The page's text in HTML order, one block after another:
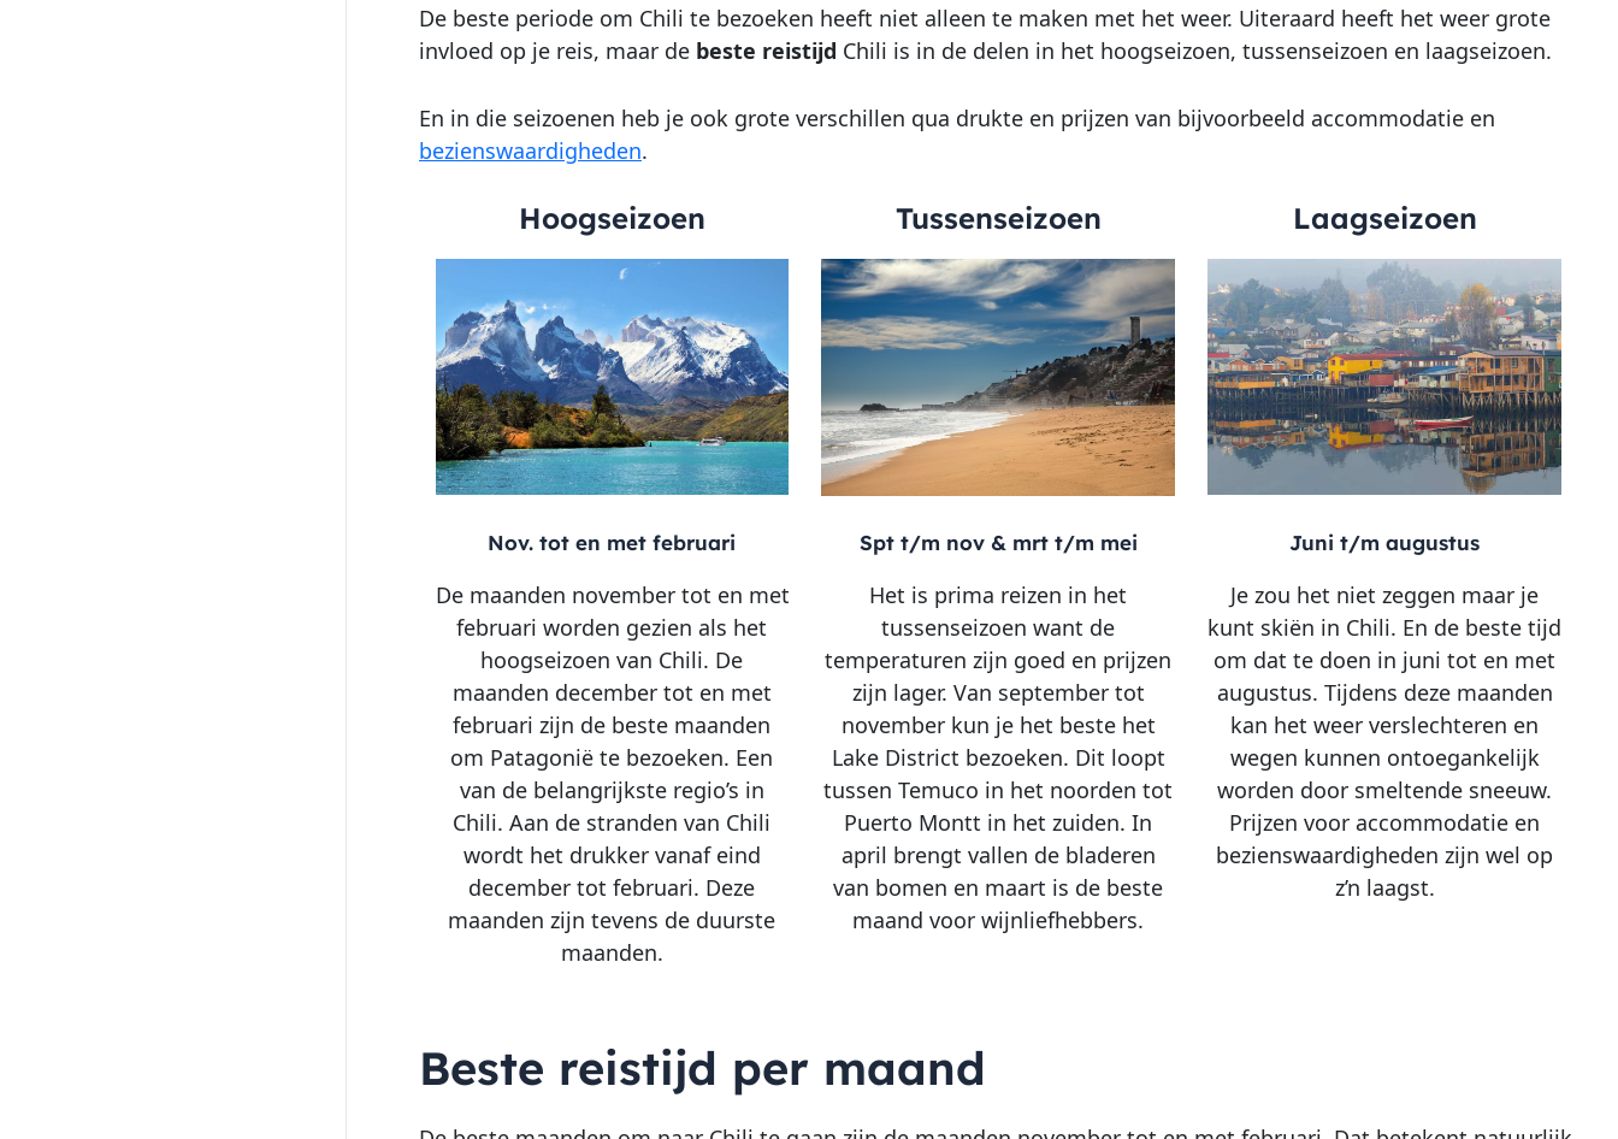
De beste periode om Chili te bezoeken heeft niet alleen te maken met het weer. Uiteraard heeft het weer grote
invloed op je reis, maar de beste reistijd Chili is in de delen in het hoogseizoen, tussenseizoen en laagseizoen.
En in die seizoenen heb je ook grote verschillen qua drukte en prijzen van bijvoorbeeld accommodatie en
bezienswaardigheden.
Hoogseizoen
Nov. tot en met februari
De maanden november tot en met
februari worden gezien als het
hoogseizoen van Chili. De
maanden december tot en met
februari zijn de beste maanden
om Patagonië te bezoeken. Een
van de belangrijkste regio’s in
Chili. Aan de stranden van Chili
wordt het drukker vanaf eind
december tot februari. Deze
maanden zijn tevens de duurste
maanden.
Tussenseizoen
Spt t/m nov & mrt t/m mei
Het is prima reizen in het
tussenseizoen want de
temperaturen zijn goed en prijzen
zijn lager. Van september tot
november kun je het beste het
Lake District bezoeken. Dit loopt
tussen Temuco in het noorden tot
Puerto Montt in het zuiden. In
april brengt vallen de bladeren
van bomen en maart is de beste
maand voor wijnliefhebbers.
Laagseizoen
Juni t/m augustus
Je zou het niet zeggen maar je
kunt skiën in Chili. En de beste tijd
om dat te doen in juni tot en met
augustus. Tijdens deze maanden
kan het weer verslechteren en
wegen kunnen ontoegankelijk
worden door smeltende sneeuw.
Prijzen voor accommodatie en
bezienswaardigheden zijn wel op
z’n laagst.
Beste reistijd per maand